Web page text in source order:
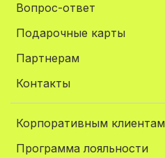
Вопрос-ответ
Подарочные карты
Партнерам
Контакты
Корпоративным клиентам
Программа лояльности